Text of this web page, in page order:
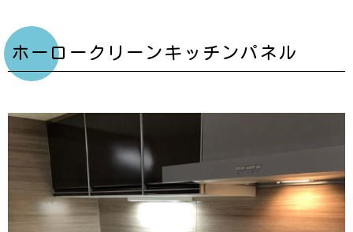
ホーロークリーンキッチンパネル